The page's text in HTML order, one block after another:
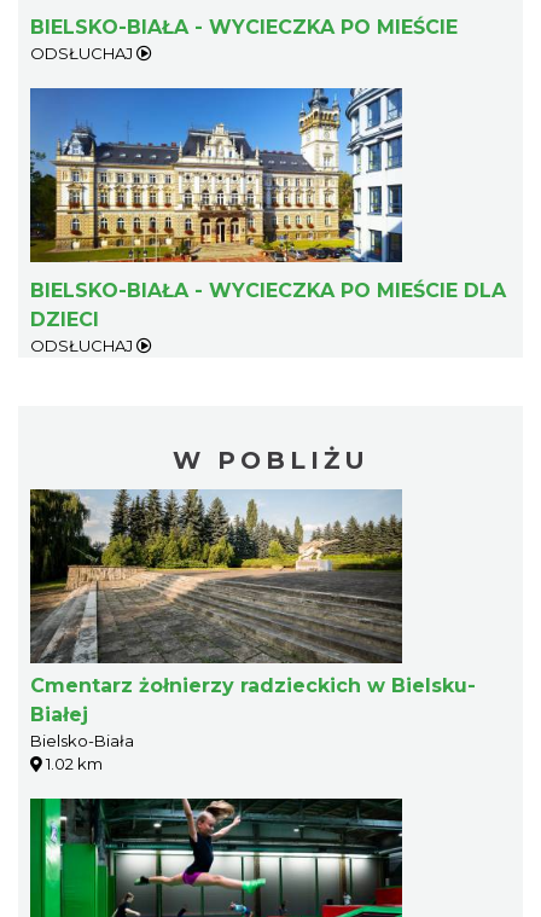
BIELSKO-BIAŁA - WYCIECZKA PO MIEŚCIE
ODSŁUCHAJ
BIELSKO-BIAŁA - WYCIECZKA PO MIEŚCIE DLA
DZIECI
ODSŁUCHAJ
W POBLIŻU
Cmentarz żołnierzy radzieckich w Bielsku-
Białej
Bielsko-Biała
1.02 km